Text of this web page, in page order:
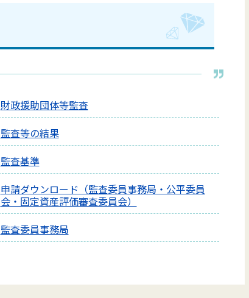
財政援助団体等監査
監査等の結果
監査基準
申請ダウンロード（監査委員事務局・公平委員
会・固定資産評価審査委員会）
監査委員事務局